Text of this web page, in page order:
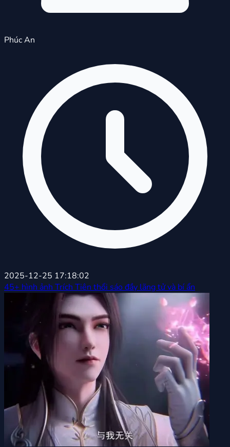
Phúc An
2025-12-25 17:18:02
45+ hình ảnh Trích Tiên thổi sáo đầy lãng tử và bí ẩn